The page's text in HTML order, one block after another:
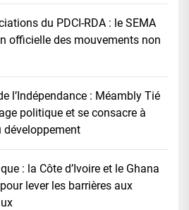
du PDCI-RDA : le SEMA
officielle des mouvements non
l’Indépendance : Méambly Tié
politique et se consacre à
développement
: la Côte d’Ivoire et le Ghana
lever les barrières aux